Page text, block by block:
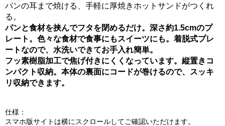
パンの耳まで焼ける、手軽に厚焼きホットサンドがつくれ
る。
パンと食材を挟んでフタを閉めるだけ。深さ約1.5cmのプ
レート。色々な食材で食事にもスイーツにも。着脱式プレ
ートなので、水洗いできてお手入れ簡単。
フッ素樹脂加工で焦げ付きにくくなっています。縦置きコ
ンパクト収納。本体の裏面にコードが巻けるので、スッキ
リ収納できます。
仕様：
スマホ版サイトは横にスクロールしてご確認いただけます。